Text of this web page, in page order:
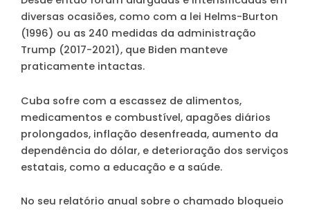
diversas ocasiões, como com a lei Helms-Burton
(1996) ou as 240 medidas da administração
Trump (2017-2021), que Biden manteve
praticamente intactas.
Cuba sofre com a escassez de alimentos,
medicamentos e combustível, apagões diários
prolongados, inflação desenfreada, aumento da
dependência do dólar, e deterioração dos serviços
estatais, como a educação e a saúde.
No seu relatório anual sobre o chamado bloqueio